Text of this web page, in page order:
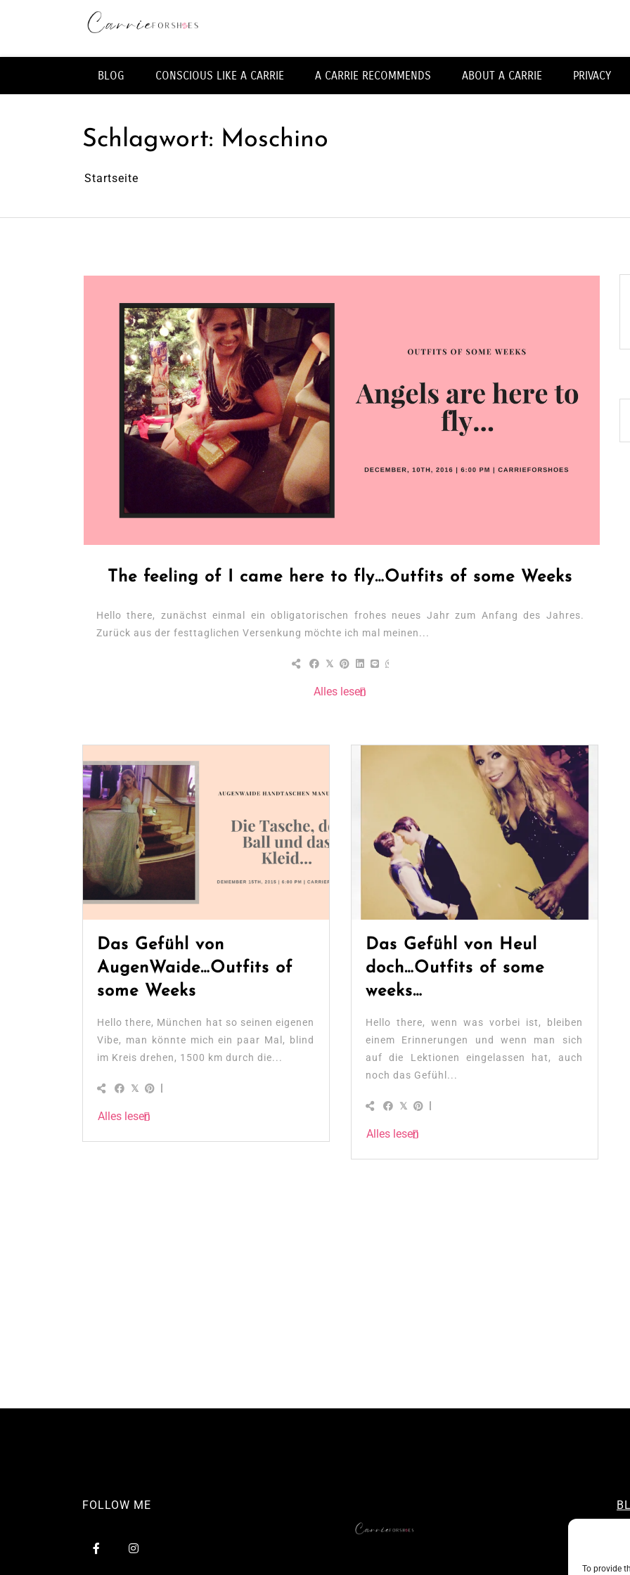
To provide
BLOG CONSCIOUS LIKE A CARRIE A CARRIE RECOMMENDS ABOUT A CARRIE PRIVACY
Schlagwort: Moschino
Startseite
The feeling of I came here to fly…Outfits of some Weeks
Hello there, zunächst einmal ein obligatorischen frohes neues Jahr zum Anfang des Jahres.
Zurück aus der festtaglichen Versenkung möchte ich mal meinen...
Alles lesen
Das Gefühl von
AugenWaide…Outfits of
some Weeks
Hello there, München hat so seinen eigenen
Vibe, man könnte mich ein paar Mal, blind
im Kreis drehen, 1500 km durch die...
Alles lesen
Das Gefühl von Heul
doch…Outfits of some
weeks…
Hello there, wenn was vorbei ist, bleiben
einem Erinnerungen und wenn man sich
auf die Lektionen eingelassen hat, auch
noch das Gefühl...
Alles lesen
FOLLOW ME